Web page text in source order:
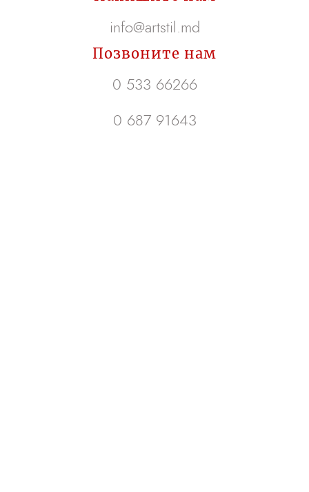
info@artstil.md
Позвоните нам
0 533 66266
0 687 91643